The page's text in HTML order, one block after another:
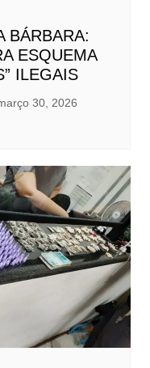
BÁRBARA:
ESQUEMA
ILEGAIS
30, 2026